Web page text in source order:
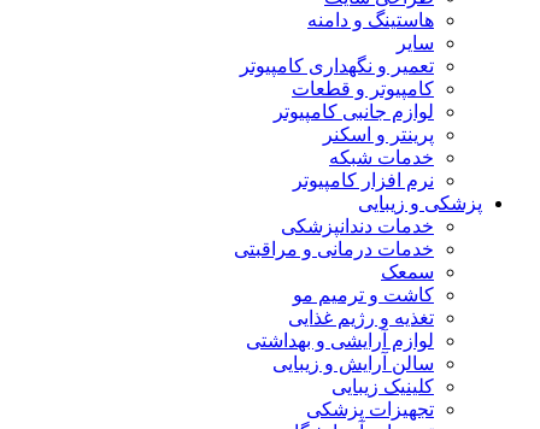
هاستینگ و دامنه
سایر
تعمیر و نگهداری کامپیوتر
کامپیوتر و قطعات
لوازم جانبی کامپیوتر
پرینتر و اسکنر
خدمات شبکه
نرم افزار کامپیوتر
پزشکی و زیبایی
خدمات دندانپزشکی
خدمات درمانی و مراقبتی
سمعک
کاشت و ترمیم مو
تغذیه و رژیم غذایی
لوازم آرایشی و بهداشتی
سالن آرایش و زیبایی
کلینیک زیبایی
تجهیزات پزشکی